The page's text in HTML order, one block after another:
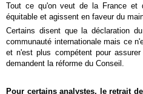
Tout ce qu'on veut de la France et
équitable et agissent en faveur du
Certains disent que la déclaration
communauté internationale mais ce
et n'est plus compétent pour
demandent la réforme du Conseil.
Pour certains analystes, le retrait